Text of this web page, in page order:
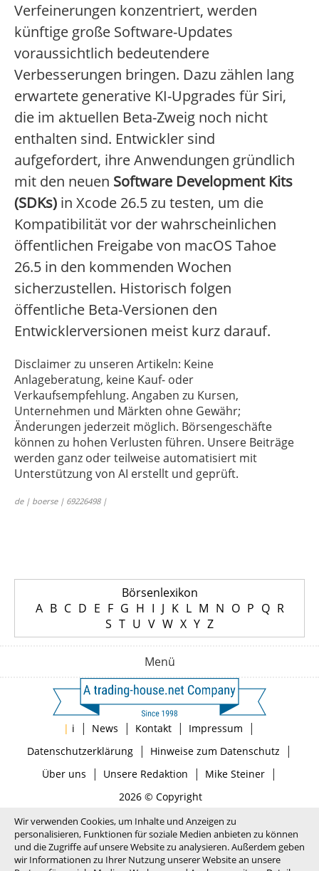
Verfeinerungen konzentriert, werden
künftige große Software-Updates
voraussichtlich bedeutendere
Verbesserungen bringen. Dazu zählen lang
erwartete generative KI-Upgrades für Siri,
die im aktuellen Beta-Zweig noch nicht
enthalten sind. Entwickler sind
aufgefordert, ihre Anwendungen gründlich
mit den neuen Software Development Kits
(SDKs) in Xcode 26.5 zu testen, um die
Kompatibilität vor der wahrscheinlichen
öffentlichen Freigabe von macOS Tahoe
26.5 in den kommenden Wochen
sicherzustellen. Historisch folgen
öffentliche Beta-Versionen den
Entwicklerversionen meist kurz darauf.
Disclaimer zu unseren Artikeln: Keine
Anlageberatung, keine Kauf- oder
Verkaufsempfehlung. Angaben zu Kursen,
Unternehmen und Märkten ohne Gewähr;
Änderungen jederzeit möglich. Börsengeschäfte
können zu hohen Verlusten führen. Unsere Beiträge
werden ganz oder teilweise automatisiert mit
Unterstützung von AI erstellt und geprüft.
de | boerse | 69226498 |
Börsenlexikon
A B C D E F G H I J K L M N O P Q R
S T U V W X Y Z
Menü
| i | News | Kontakt | Impressum |
Datenschutzerklärung| Hinweise zum Datenschutz |
Über uns | Unsere Redaktion | Mike Steiner|
2026 © Copyright
Wir verwenden Cookies, um Inhalte und Anzeigen zu
personalisieren, Funktionen für soziale Medien anbieten zu können
und die Zugriffe auf unsere Website zu analysieren. Außerdem geben
wir Informationen zu Ihrer Nutzung unserer Website an unsere